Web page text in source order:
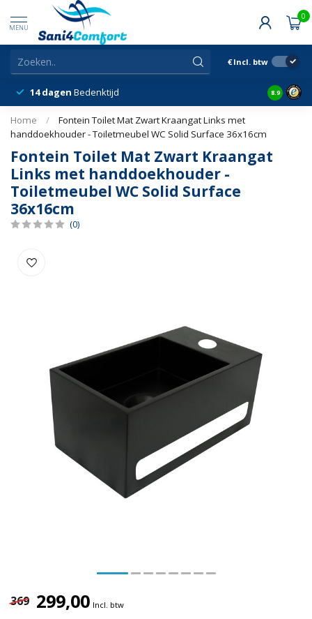
MENU
0
€ Incl. btw
14 dagen Bedenktijd Snelle
8.9
Home /
Fontein Toilet Mat Zwart Kraangat Links met
handdoekhouder - Toiletmeubel WC Solid Surface 36x16cm
Fontein Toilet Mat Zwart Kraangat
Links met handdoekhouder -
Toiletmeubel WC Solid Surface
36x16cm
(0)
369 299,00 Incl. btw